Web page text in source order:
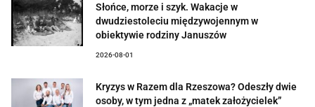
Słońce, morze i szyk. Wakacje w
dwudziestoleciu międzywojennym w
obiektywie rodziny Januszów
2026-08-01
Kryzys w Razem dla Rzeszowa? Odeszły dwie
osoby, w tym jedna z „matek założycielek”